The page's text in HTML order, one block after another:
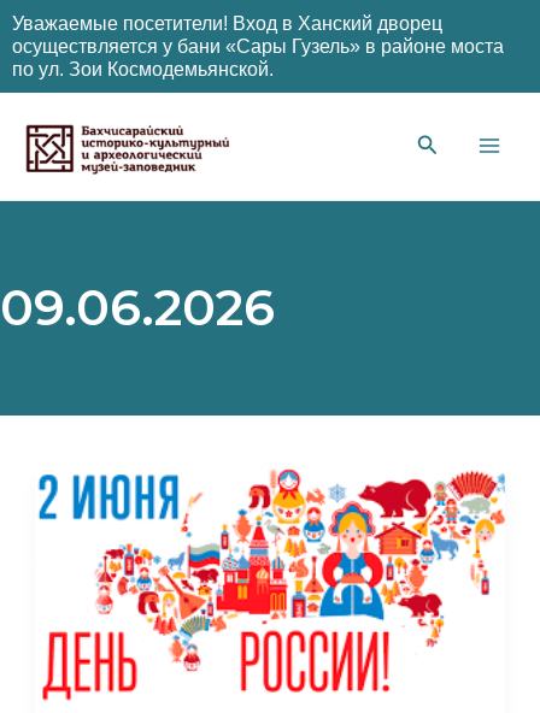
Уважаемые посетители! Вход в Ханский дворец
осуществляется у бани «Сары Гузель» в районе моста
по ул. Зои Космодемьянской.
содержимому
09.06.2026